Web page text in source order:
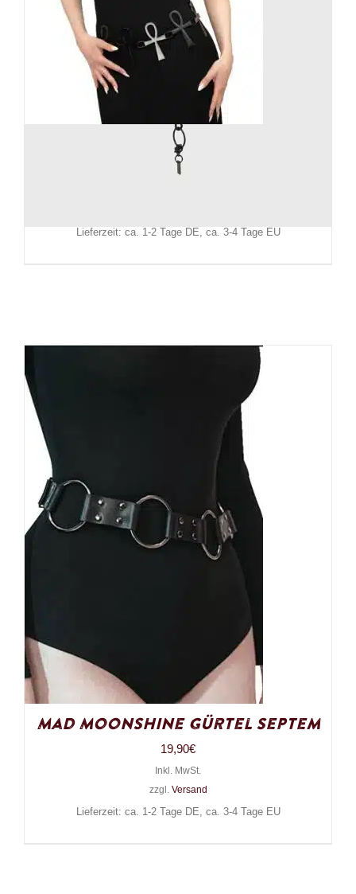
Killstar Gürtel Ankh
39,90
Lieferzeit: ca. 1-2 Tage DE, ca. 3-4 Tage EU
Mad Moonshine Gürtel Septem
19,90€
Inkl. MwSt.
zzgl. Versand
Lieferzeit: ca. 1-2 Tage DE, ca. 3-4 Tage EU